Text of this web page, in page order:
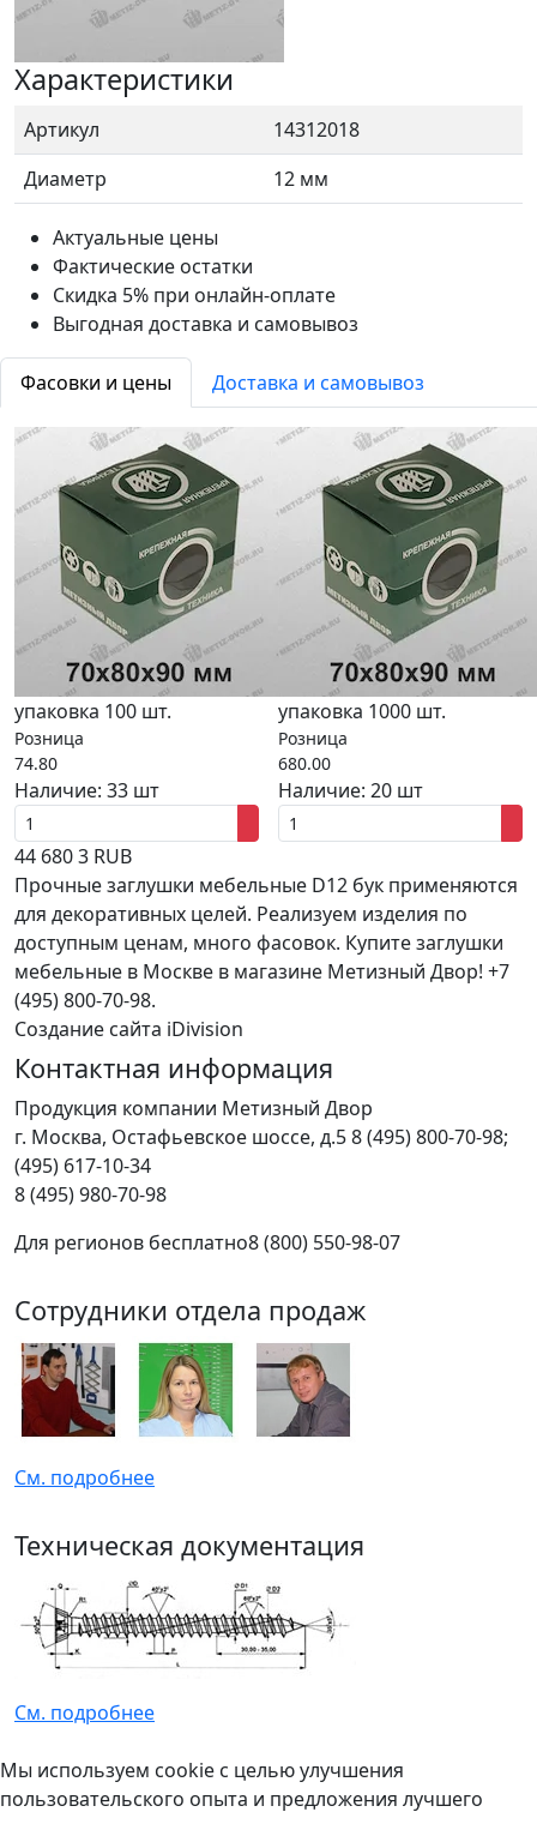
Характеристики
Артикул
14312018
Диаметр
12 мм
Актуальные цены
Фактические остатки
Скидка 5% при онлайн-оплате
Выгодная доставка и самовывоз
Фасовки и цены Доставка и самовывоз
упаковка 100 шт.
Розница
74.80
Наличие: 33 шт
упаковка 1000 шт.
Розница
680.00
Наличие: 20 шт
44 6803 RUB
Прочные заглушки мебельные D12 бук применяются
для декоративных целей. Реализуем изделия по
доступным ценам, много фасовок. Купите заглушки
мебельные в Москве в магазине Метизный Двор! +7
(495) 800-70-98.
Создание сайта iDivision
Контактная информация
Продукция компании Метизный Двор
г. Москва, Остафьевское шоссе, д.58 (495) 800-70-98;
(495) 617-10-34
8 (495) 980-70-98
Для регионов бесплатно8 (800) 550-98-07
Сотрудники отдела продаж
См. подробнее
Техническая документация
См. подробнее
Мы используем cookie с целью улучшения
пользовательского опыта и предложения лучшего